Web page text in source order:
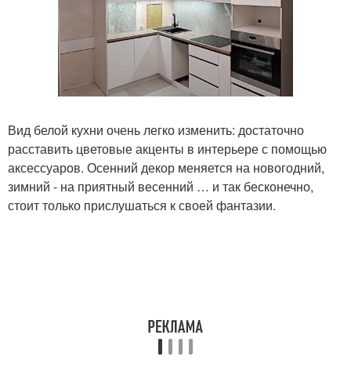
Вид белой кухни очень легко изменить: достаточно
расставить цветовые акценты в интерьере с помощью
аксессуаров. Осенний декор меняется на новогодний,
зимний - на приятный весенний … и так бесконечно,
стоит только прислушаться к своей фантазии.